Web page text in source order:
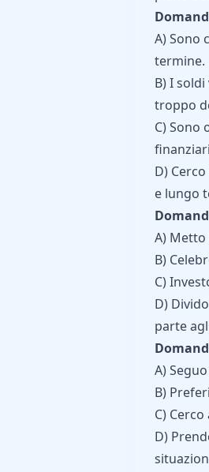
A) Sono
termine.
B) I
troppo
C) Sono
D)
e lungo
A)
B)
C)
D)
parte
A)
B)
C)
D)